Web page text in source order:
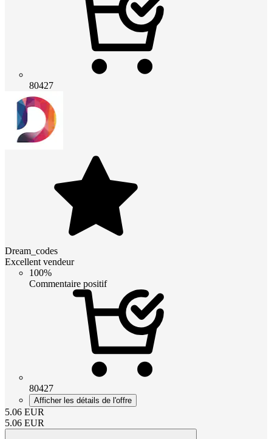
80427
Dream_codes
Excellent vendeur
100%
Commentaire positif
80427
Afficher les détails de l'offre
5.06 EUR
5.06 EUR